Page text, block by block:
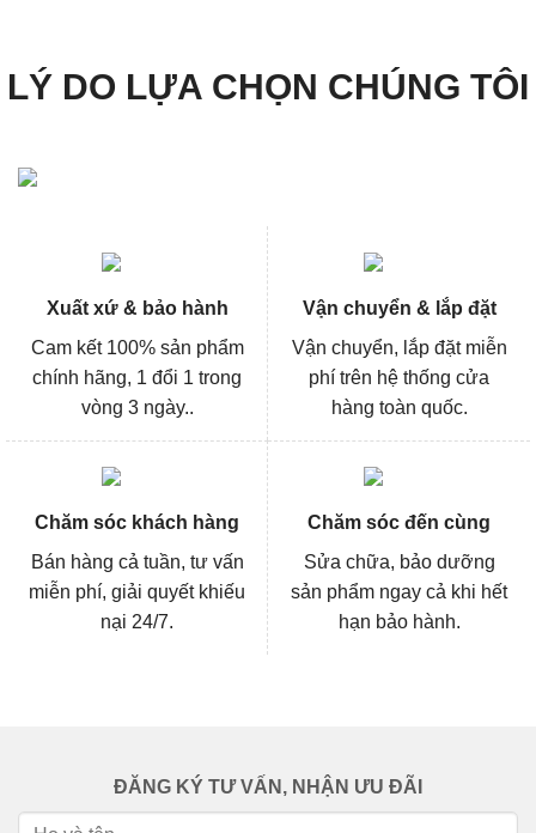
LÝ DO LỰA CHỌN CHÚNG TÔI
Xuất xứ & bảo hành
Cam kết 100% sản phẩm
chính hãng, 1 đổi 1 trong
vòng 3 ngày..
Vận chuyển & lắp đặt
Vận chuyển, lắp đặt miễn
phí trên hệ thống cửa
hàng toàn quốc.
Chăm sóc khách hàng
Bán hàng cả tuần, tư vấn
miễn phí, giải quyết khiếu
nại 24/7.
Chăm sóc đến cùng
Sửa chữa, bảo dưỡng
sản phẩm ngay cả khi hết
hạn bảo hành.
ĐĂNG KÝ TƯ VẤN, NHẬN ƯU ĐÃI